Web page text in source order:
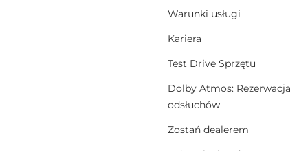
Warunki usługi
Kariera
Test Drive Sprzętu
Dolby Atmos: Rezerwacja
odsłuchów
Zostań dealerem